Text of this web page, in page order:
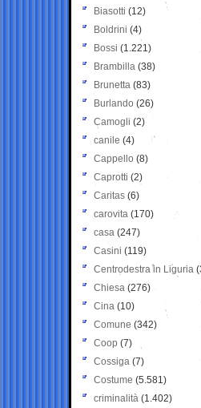
Biasotti (12)
Boldrini (4)
Bossi (1.221)
Brambilla (38)
Brunetta (83)
Burlando (26)
Camogli (2)
canile (4)
Cappello (8)
Caprotti (2)
Caritas (6)
carovita (170)
casa (247)
Casini (119)
Centrodestra in Liguria
Chiesa (276)
Cina (10)
Comune (342)
Coop (7)
Cossiga (7)
Costume (5.581)
criminalità (1.402)